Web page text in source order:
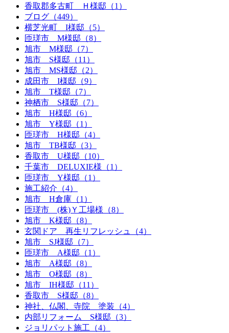
香取郡多古町 Ｈ様邸（1）
ブログ（449）
横芝光町 I様邸（5）
匝瑳市 M様邸（8）
旭市 M様邸（7）
旭市 S様邸（11）
旭市 MS様邸（2）
成田市 I様邸（9）
旭市 T様邸（7）
神栖市 S様邸（7）
旭市 H様邸（6）
旭市 Y様邸（1）
匝瑳市 H様邸（4）
旭市 TB様邸（3）
香取市 U様邸（10）
千葉市 DELUXIE様（1）
匝瑳市 Y様邸（1）
施工紹介（4）
旭市 H倉庫（1）
匝瑳市 (株)Ｙ工場様（8）
旭市 K様邸（8）
玄関ドア 再生リフレッシュ（4）
旭市 SJ様邸（7）
匝瑳市 A様邸（1）
旭市 A様邸（8）
旭市 O様邸（8）
旭市 IH様邸（11）
香取市 S様邸（8）
神社、仏閣、寺院 塗装（4）
内部リフォーム S様邸（3）
ジョリパット施工（4）